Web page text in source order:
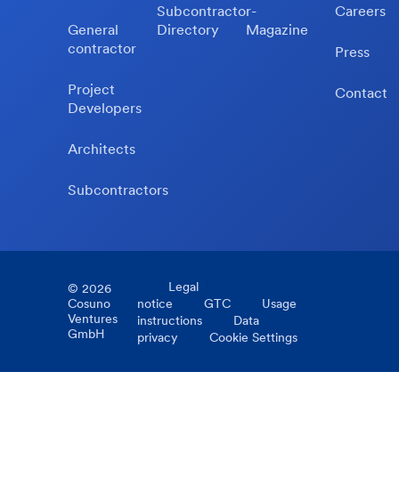
General
contractor
Project
Developers
Architects
Subcontractors
Subcontractor-
Directory
Magazine
Careers
Press
Contact
© 2026
Cosuno
Ventures
GmbH
Legal
notice
GTC
Usage
instructions
Data
privacy
Cookie Settings